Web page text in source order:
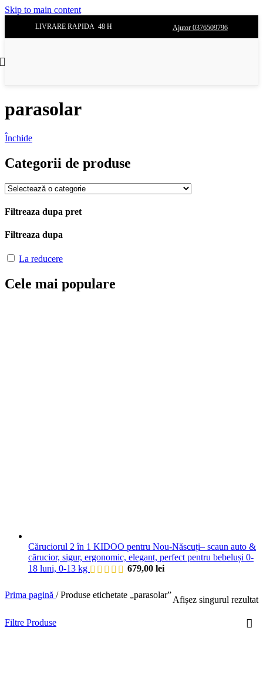
Skip to main content
LIVRARE RAPIDA 48 H Ajutor 0376509796
parasolar
Închide
Categorii de produse
Filtreaza dupa pret
Filtreaza dupa
La reducere
Cele mai populare
Căruciorul 2 în 1 KIDOO pentru Nou-Născuți– scaun auto &
cărucior, sigur, ergonomic, elegant, perfect pentru bebeluși 0-
18 luni, 0-13 kg
679,00 lei
Prima pagină / Produse etichetate „parasolar”Afișez singurul rezultat
Filtre Produse